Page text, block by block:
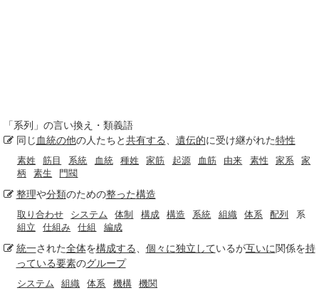
「系列 」の言い換え・類義語
同じ 血統の他の人たちと共有する 遺伝的に受け継がれた特性
素姓 筋目 系統 血統 種姓 家筋 起源 血筋 由来 素性 家系
家
柄
素生 門閥
整理や分類のための整った構造
取り合わせ システム 体制 構成 構造 系統 組織 体系 配列
系
組立
仕組み 仕組 編成
統一された全体を構成する 個々に独立しているが互いに関係を持
っている要素のグループ
システム 組織 体系 機構 機関